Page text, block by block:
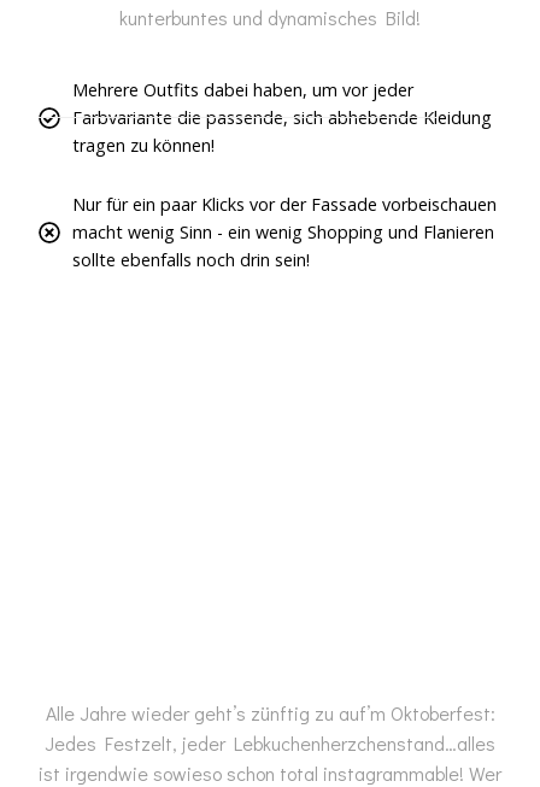
kunterbuntes und dynamisches Bild!
Mehrere Outfits dabei haben, um vor jeder
Farbvariante die passende, sich abhebende Kleidung
tragen zu können!
Nur für ein paar Klicks vor der Fassade vorbeischauen
macht wenig Sinn - ein wenig Shopping und Flanieren
sollte ebenfalls noch drin sein!
Alle Jahre wieder geht’s zünftig zu auf’m Oktoberfest:
Jedes Festzelt, jeder Lebkuchenherzchenstand…alles
ist irgendwie sowieso schon total instagrammable! Wer